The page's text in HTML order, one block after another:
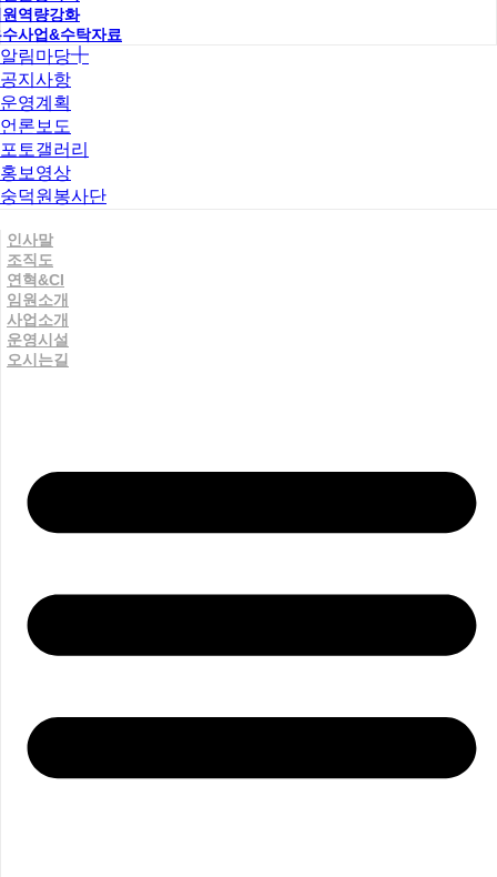
역량강화
사업&수탁자료
알림마당
공지사항
운영계획
언론보도
포토갤러리
홍보영상
숭덕원봉사단
인사말
조직도
연혁&CI
임원소개
사업소개
운영시설
오시는길